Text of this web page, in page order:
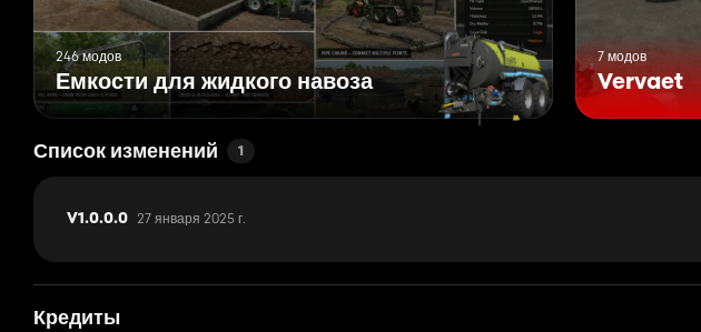
246 модов
Емкости для жидкого навоза
7 модов
Vervaet
Список изменений 1
V1.0.0.0 27 января 2025 г.
Кредиты